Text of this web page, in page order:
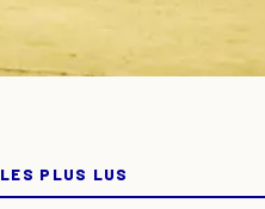
LES PLUS LUS